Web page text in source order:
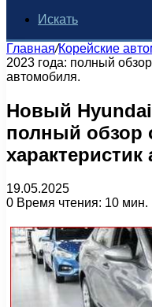
Искать
Главная/Корейские
2023 года: полный
автомобиля.
Новый Hyundai
полный обзор
19.05.2025
0 Время чтения: 10 мин.